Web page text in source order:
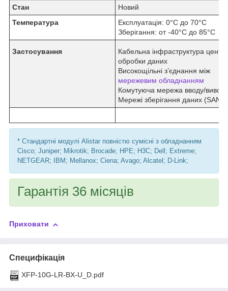
Стан
Новий
Температура
Експлуатація: 0°C до 70°C
Зберігання: от -40°C до 85°C
Застосування
Кабельна інфраструктура
обробки даних
Високощільні з’єднання між
мережевим обладнанням
Комутуюча мережа вводу/виводу
Мережі зберігання даних (SAN)
* Стандартні модулі Alistar повністю сумісні з обладнанням
Cisco; Juniper; Mikrotik; Brocade; HPE; H3C; Dell; Extreme;
NETGEAR; IBM; Mellanox; Ciena; Avago; Alcatel; D-Link;
Гарантія 36 місяців
Приховати
Специфікація
XFP-10G-LR-BX-U_D.pdf